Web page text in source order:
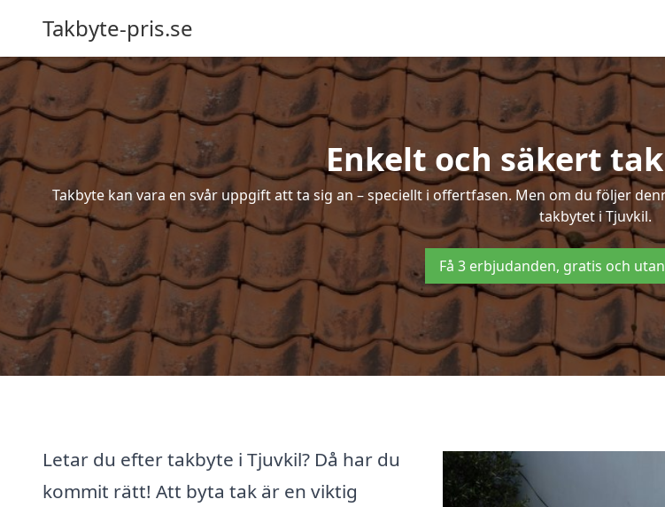
Takbyte-pris.se
Enkelt och säkert
Takbyte kan vara en svår uppgift att ta sig an – speciellt i offertfasen. Men om du följer
takbytet i Tjuvkil.
Få 3 erbjudanden, gratis och
Letar du efter takbyte i Tjuvkil? Då har du
kommit rätt! Att byta tak är en viktig